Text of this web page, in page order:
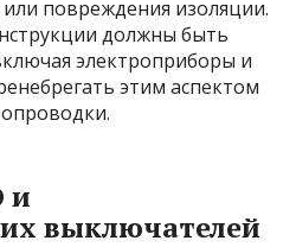
повреждения изоляции.
должны быть
электроприборы и
этим аспектом
и
выключателей